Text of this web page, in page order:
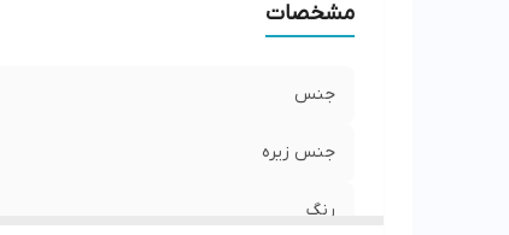
مشخصات
جنس
جنس زیره
رنگ